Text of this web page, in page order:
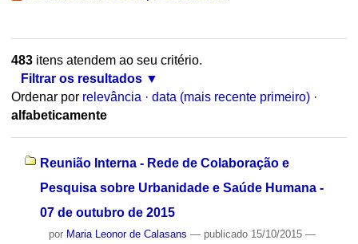
483itens atendem ao seu critério.
Filtrar os resultados
Ordenar por relevância · data (mais recente primeiro) ·
alfabeticamente
Reunião Interna - Rede de Colaboração e
Pesquisa sobre Urbanidade e Saúde Humana -
07 de outubro de 2015
por Maria Leonor de Calasans — publicado15/10/2015 —